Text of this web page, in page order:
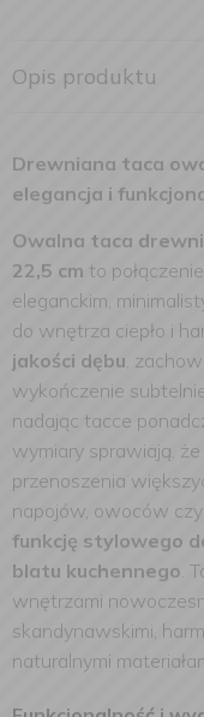
Opis produktu
Drewniana taca
elegancja i
Owalna taca
22,5 cm to
eleganckim,
do wnętrza ciepło i
jakości dębu,
wykończenie
nadając tacce
wymiary sprawiają,
przenoszenia
napojów, owoców
funkcję stylowego
blatu kuchennego.
wnętrzami
skandynawskimi,
naturalnymi